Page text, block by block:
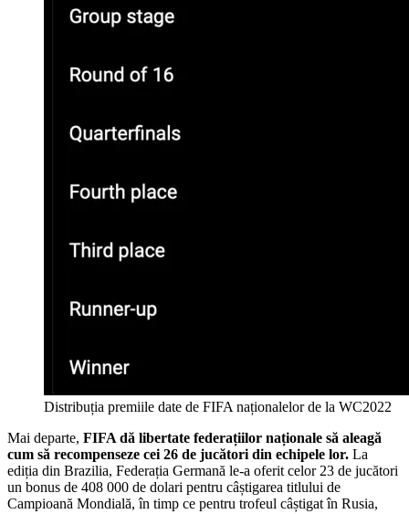
Distribuția premiile date de FIFA naționalelor de la WC2022
Mai departe, FIFA dă libertate federațiilor naționale să aleagă
cum să recompenseze cei 26 de jucători din echipele lor. La
ediția din Brazilia, Federația Germană le-a oferit celor 23 de jucători
un bonus de 408 000 de dolari pentru câștigarea titlului de
Campioană Mondială, în timp ce pentru trofeul câștigat în Rusia,